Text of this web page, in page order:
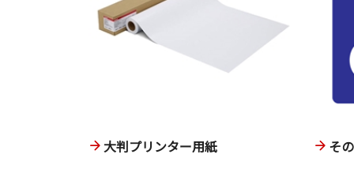
大判プリンター用紙 そ